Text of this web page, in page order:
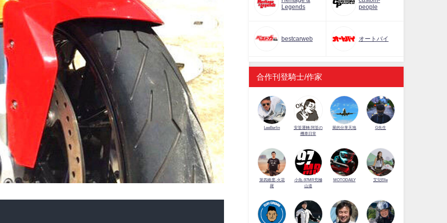
Legends
people
bestcarweb オートバイ
合作刊登騎士/作家
LeeBerlin
安筌運轉 阿筌の
機車日常
展的分享天地 G先生
第四維度-火花
羅
小魚-97MR究極
山道
MOTODAILY 艾兒Elle